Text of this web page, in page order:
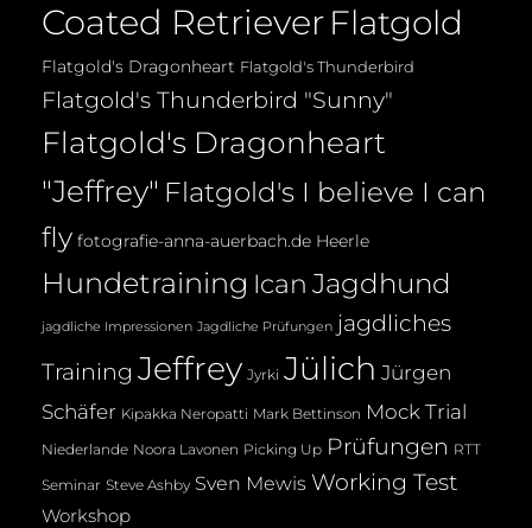
Coated Retriever Flatgold
Flatgold's Dragonheart Flatgold's Thunderbird
Flatgold's Thunderbird "Sunny"
Flatgold's Dragonheart
"Jeffrey" Flatgold's I believe I can
fly fotografie-anna-auerbach.de Heerle
Hundetraining Ican Jagdhund
jagdliche Impressionen Jagdliche Prüfungen jagdliches
Training Jeffrey Jyrki Jülich Jürgen
Schäfer Kipakka Neropatti Mark Bettinson Mock Trial
Niederlande Noora Lavonen Picking Up Prüfungen RTT
Seminar Steve Ashby Sven Mewis Working Test
Workshop